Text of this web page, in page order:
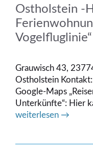
Ostholstein -
Vogelfluglinie“
Grauwisch 43,
Ostholstein
Google-Maps
Unterkünfte“: Hier
weiterlesen →